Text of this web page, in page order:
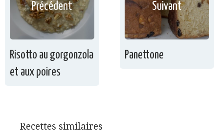
Précédent
Risotto au gorgonzola
et aux poires
Suivant
Panettone
Recettes similaires